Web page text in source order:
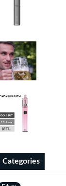
Categories